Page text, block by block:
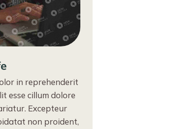
in reprehenderit
esse cillum dolore
Excepteur
non proident,